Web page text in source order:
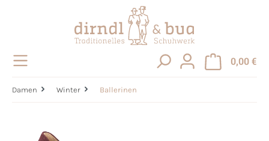
0,00 €
Damen Winter Ballerinen